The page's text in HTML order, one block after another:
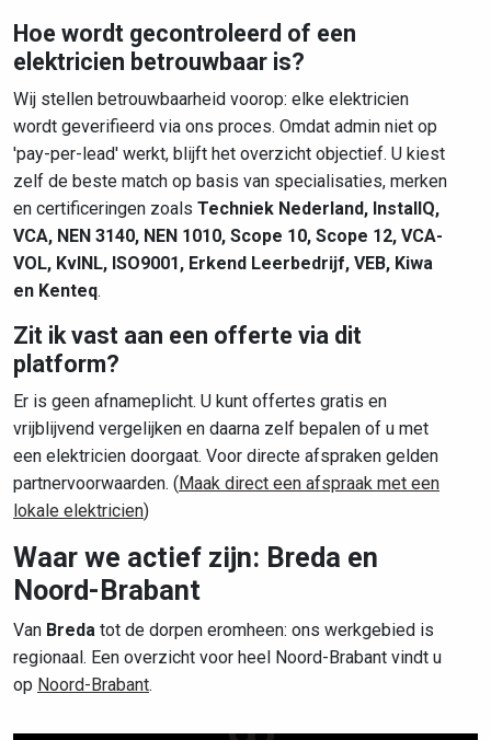
Hoe wordt gecontroleerd of een
elektricien betrouwbaar is?
Wij stellen betrouwbaarheid voorop: elke elektricien
wordt geverifieerd via ons proces. Omdat admin niet op
'pay-per-lead' werkt, blijft het overzicht objectief. U kiest
zelf de beste match op basis van specialisaties, merken
en certificeringen zoals Techniek Nederland, InstallQ,
VCA, NEN 3140, NEN 1010, Scope 10, Scope 12, VCA-
VOL, KvINL, ISO9001, Erkend Leerbedrijf, VEB, Kiwa
en Kenteq.
Zit ik vast aan een offerte via dit
platform?
Er is geen afnameplicht. U kunt offertes gratis en
vrijblijvend vergelijken en daarna zelf bepalen of u met
een elektricien doorgaat. Voor directe afspraken gelden
partnervoorwaarden. (Maak direct een afspraak met een
lokale elektricien)
Waar we actief zijn: Breda en
Noord-Brabant
Van Breda tot de dorpen eromheen: ons werkgebied is
regionaal. Een overzicht voor heel Noord-Brabant vindt u
op Noord-Brabant.